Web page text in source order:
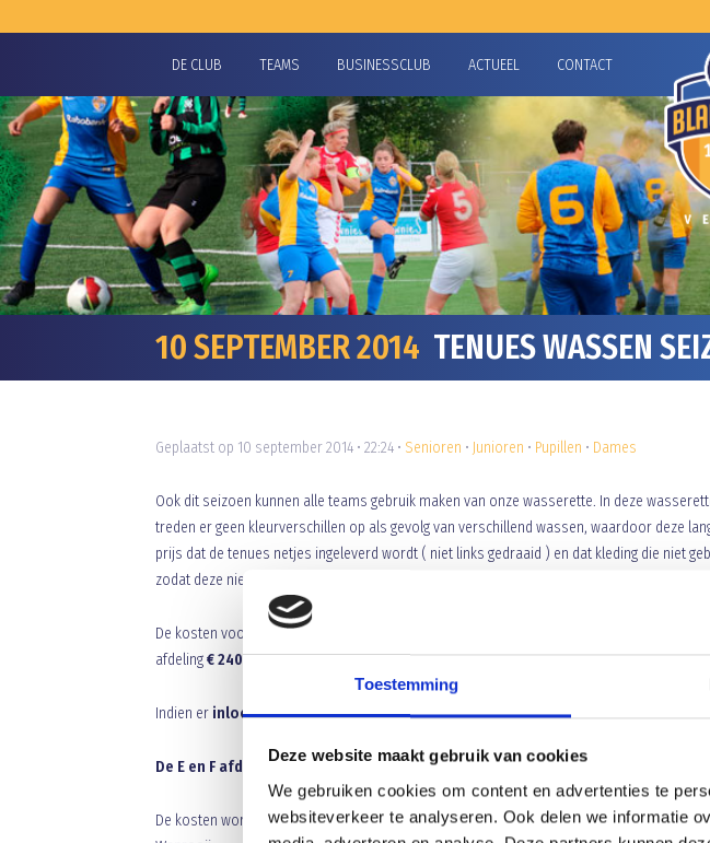
Toestemming
Deze website maakt gebruik van cookies
We gebruiken cookies om content en advertenties te
websiteverkeer te analyseren. Ook delen we informatie
DE CLUB TEAMS BUSINESSCLUB ACTUEEL CONTACT
10 SEPTEMBER 2014 TENUES WASSEN
Geplaatst op 10 september 2014 • 22:24 • Senioren • Junioren • Pupillen • Dames
Ook dit seizoen kunnen alle teams gebruik maken van onze wasserette. In deze
treden er geen kleurverschillen op als gevolg van verschillend wassen, waardoor deze
prijs dat de tenues netjes ingeleverd wordt ( niet links gedraaid ) en dat kleding die niet
zodat deze niet onnodig mee gewassen wordt. De tenues kunnen alleen opgehaald
De kosten voor het compleet wassen van een tenue ( 16 tot 18 shirts, broekjes en kousen
afdeling€ 240,– per jaar voor alle competitie en bekerwedstrijden..
Indien er inloopshirtsbij zitten bedraagt het€ 270 per jaar(apart wassen)
De E en F afdeling betalen € 60,– per jaar.
De kosten wordenvooraf en bij voorkeur in 1 keer, uiterlijk in het weekend van